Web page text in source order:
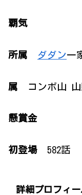
覇気
所属 ダダン一
属 コンボ山 山
懸賞金
初登場 582話
詳細プロフィ